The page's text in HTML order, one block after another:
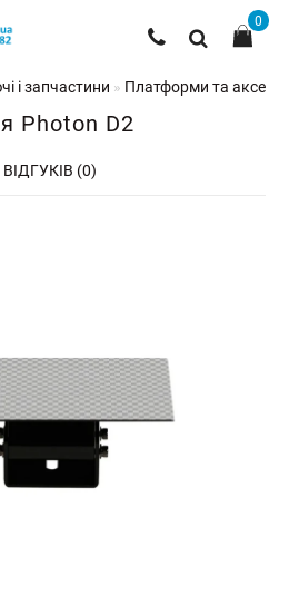
0
і запчастини Платформи та
Photon D2
ВІДГУКІВ (0)